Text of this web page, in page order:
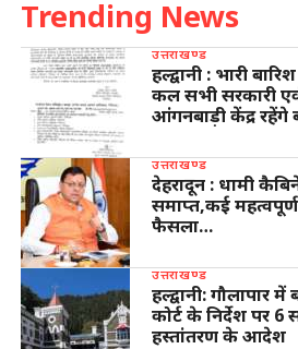
Trending News
उत्तराखण्ड
हल्द्वानी : भारी
कल सभी सरकारी
आंगनबाड़ी केंद्र रहेंगे
उत्तराखण्ड
देहरादून : धामी
समाप्त,कई महत्वपूर्ण
फैसला…
उत्तराखण्ड
हल्द्वानी: गौलापार में
कोर्ट के निर्देश पर
हस्तांतरण के आदेश